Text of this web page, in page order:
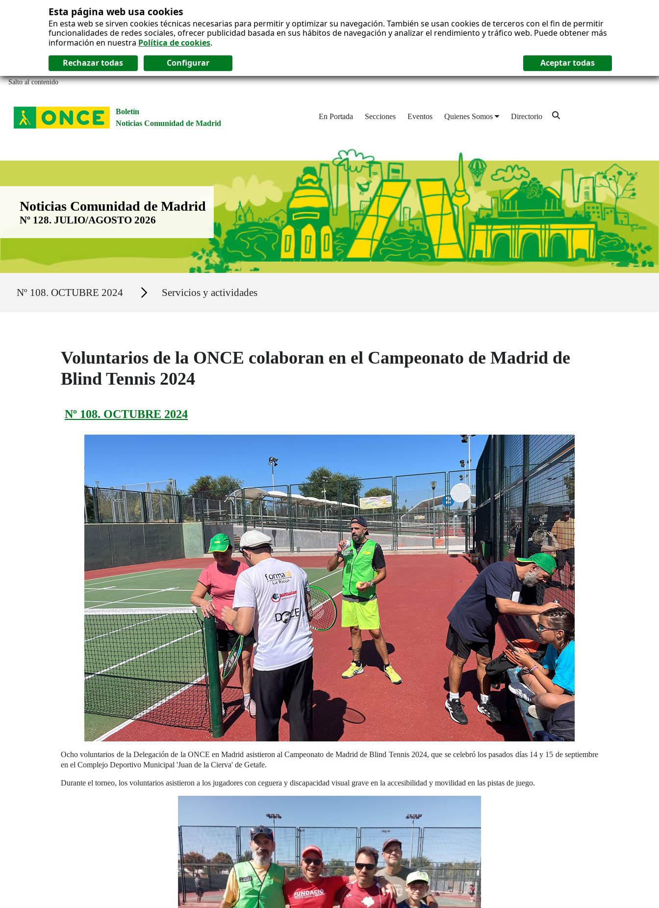
Esta página web usa cookies
En esta web se sirven cookies técnicas necesarias para permitir y optimizar su navegación. También se usan cookies de terceros con el fin de permitir
funcionalidades de redes sociales, ofrecer publicidad basada en sus hábitos de navegación y analizar el rendimiento y tráfico web. Puede obtener más
información en nuestra Política de cookies.
Salto al contenido
Boletín
Noticias Comunidad de Madrid
En Portada Secciones Eventos Quienes Somos Directorio
Boletín Noticias Comunidad de Madrid
Noticias Comunidad de Madrid
Nº 128. JULIO/AGOSTO 2026
Nº 108. OCTUBRE 2024 Secciones Servicios y actividades
Voluntarios de la ONCE colaboran en el Campeonato de Madrid de
Blind Tennis 2024
Nº 108. OCTUBRE 2024
Ocho voluntarios de la Delegación de la ONCE en Madrid asistieron al Campeonato de Madrid de Blind Tennis 2024, que se celebró los pasados días 14 y 15 de septiembre
en el Complejo Deportivo Municipal 'Juan de la Cierva' de Getafe.
Durante el torneo, los voluntarios asistieron a los jugadores con ceguera y discapacidad visual grave en la accesibilidad y movilidad en las pistas de juego.